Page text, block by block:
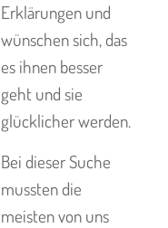
Erklärungen und
wünschen sich, das
es ihnen besser
geht und sie
glücklicher werden.
Bei dieser Suche
mussten die
meisten von uns